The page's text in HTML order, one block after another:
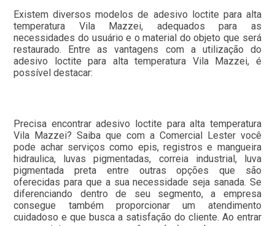
Existem diversos modelos de adesivo loctite para alta
temperatura Vila Mazzei, adequados para as
necessidades do usuário e o material do objeto que será
restaurado. Entre as vantagens com a utilização do
adesivo loctite para alta temperatura Vila Mazzei, é
possível destacar:
Precisa encontrar adesivo loctite para alta temperatura
Vila Mazzei? Saiba que com a Comercial Lester você
pode achar serviços como epis, registros e mangueira
hidraulica, luvas pigmentadas, correia industrial, luva
pigmentada preta entre outras opções que são
oferecidas para que a sua necessidade seja sanada. Se
diferenciando dentro de seu segmento, a empresa
consegue também proporcionar um atendimento
cuidadoso e que busca a satisfação do cliente. Ao entrar